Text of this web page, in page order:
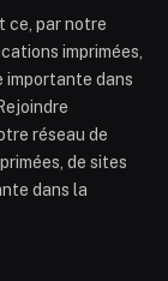
ce, par notre
imprimées,
importante dans
réseau de
de sites
dans la